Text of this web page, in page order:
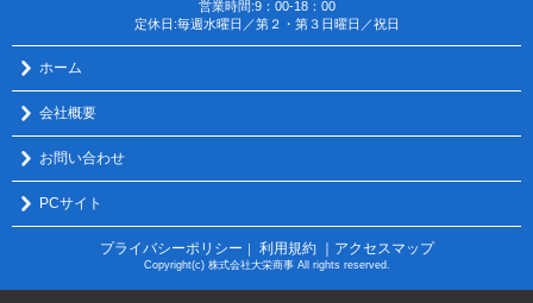
営業時間:9：00-18：00
定休日:毎週水曜日／第２・第３日曜日／祝日
ホーム
会社概要
お問い合わせ
PCサイト
プライバシーポリシー ｜ 利用規約 ｜アクセスマップ
Copyright(c) 株式会社大栄商事 All rights reserved.